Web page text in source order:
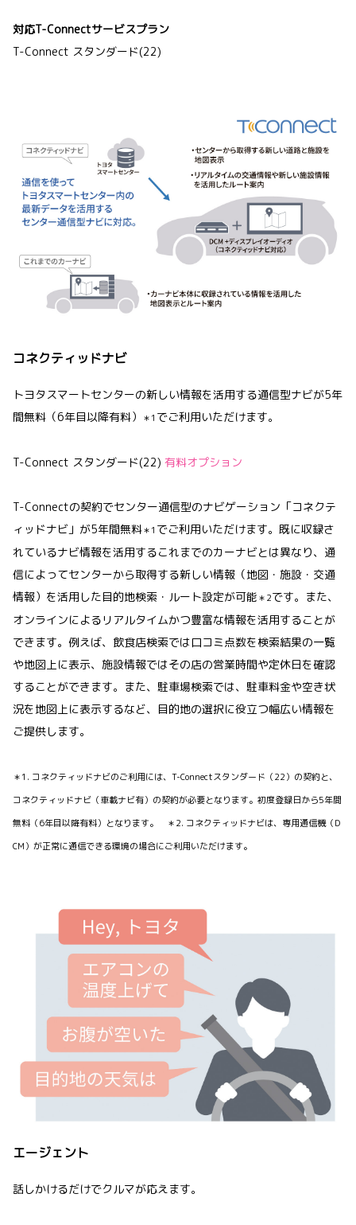
対応T-Connectサービスプラン
T-Connect スタンダード(22)
コネクティッドナビ
トヨタスマートセンターの新しい情報を活用する通信型ナビが5年
間無料（6年目以降有料）
＊1 でご利用いただけます。
T-Connect スタンダード(22) 有料オプション
T-Connectの契約でセンター通信型のナビゲーション「コネクテ
ィッドナビ」が5年間無料＊1 でご利用いただけます。既に収録さ
れているナビ情報を活用するこれまでのカーナビとは異なり、通
信によってセンターから取得する新しい情報（地図・施設・交通
情報）を活用した目的地検索・ルート設定が可能＊2です。また、
オンラインによるリアルタイムかつ豊富な情報を活用することが
できます。例えば、飲食店検索では口コミ点数を検索結果の一覧
や地図上に表示、施設情報ではその店の営業時間や定休日を確認
することができます。また、駐車場検索では、駐車料金や空き状
況を地図上に表示するなど、目的地の選択に役立つ幅広い情報を
ご提供します。
＊1. コネクティッドナビのご利用には、T-Connectスタンダード（22）の契約と、
コネクティッドナビ（車載ナビ有）の契約が必要となります。初度登録日から5年間
無料（6年目以降有料）となります。 ＊2. コネクティッドナビは、専用通信機（D
CM）が正常に通信できる環境の場合にご利用いただけます。
エージェント
話しかけるだけでクルマが応えます。